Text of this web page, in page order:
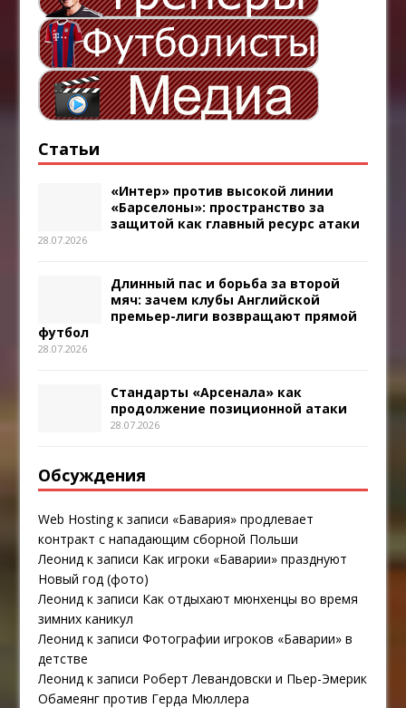
Статьи
«Интер» против высокой линии
«Барселоны»: пространство за
защитой как главный ресурс атаки
28.07.2026
Длинный пас и борьба за второй
мяч: зачем клубы Английской
премьер-лиги возвращают прямой
футбол
28.07.2026
Стандарты «Арсенала» как
продолжение позиционной атаки
28.07.2026
Обсуждения
Web Hostingк записи «Бавария» продлевает
контракт с нападающим сборной Польши
Леонид к записи Как игроки «Баварии» празднуют
Новый год (фото)
Леонид к записи Как отдыхают мюнхенцы во время
зимних каникул
Леонид к записиФотографии игроков «Баварии» в
детстве
Леонид к записи Роберт Левандовски и Пьер-Эмерик
Обамеянг против Герда Мюллера